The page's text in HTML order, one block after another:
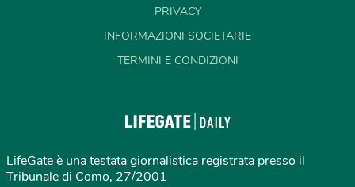
PRIVACY
INFORMAZIONI SOCIETARIE
TERMINI E CONDIZIONI
LifeGate è una testata giornalistica registrata presso il
Tribunale di Como, 27/2001